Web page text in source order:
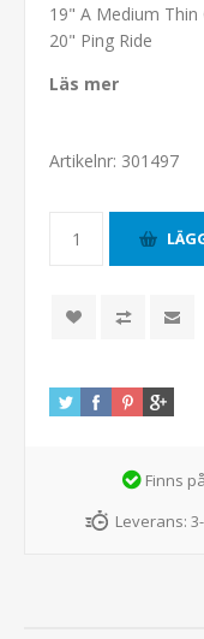
19" A Medium Thin
20" Ping Ride
Läs mer
Artikelnr: 301497
Finns
Leverans: